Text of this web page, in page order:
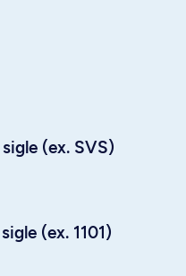
(ex. SVS)
(ex. 1101)